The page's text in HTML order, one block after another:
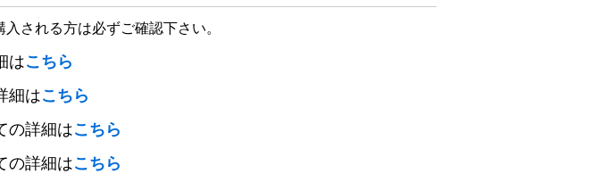
される方は必ずご確認下さい。
はこちら
細はこちら
の詳細はこちら
の詳細はこちら